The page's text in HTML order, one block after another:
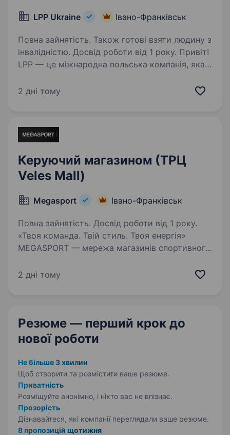
LPP Ukraine Івано-Франківськ
Повна зайнятість. Також готові взяти людину з
інвалідністю. Досвід роботи від 1 року. Привіт!
LPP — це міжнародна польська компанія, яка
моди та роздрібної торгівлі. Наша компанія
2 дні тому
Керуючий магазином (ТРЦ
Veles Mall)
Megasport Івано-Франківськ
Повна зайнятість. Досвід роботи від 1 року.
«Твоя команда. Твій стиль. Твоя енергія»
MEGASPORT — мережа магазинів спортивного
з всесвітньовідомими брендами Nike, Adidas,
2 дні тому
Резюме — перший крок до
нової роботи
Не більше 3 хвилин
Щоб створити та розмістити ваше резюме.
Приватність
Розміщуйте анонімно, і ніхто вас не впізнає.
Прозорість
Дізнавайтеся, які компанії переглядали ваше резюме.
8 пропозицій щотижня